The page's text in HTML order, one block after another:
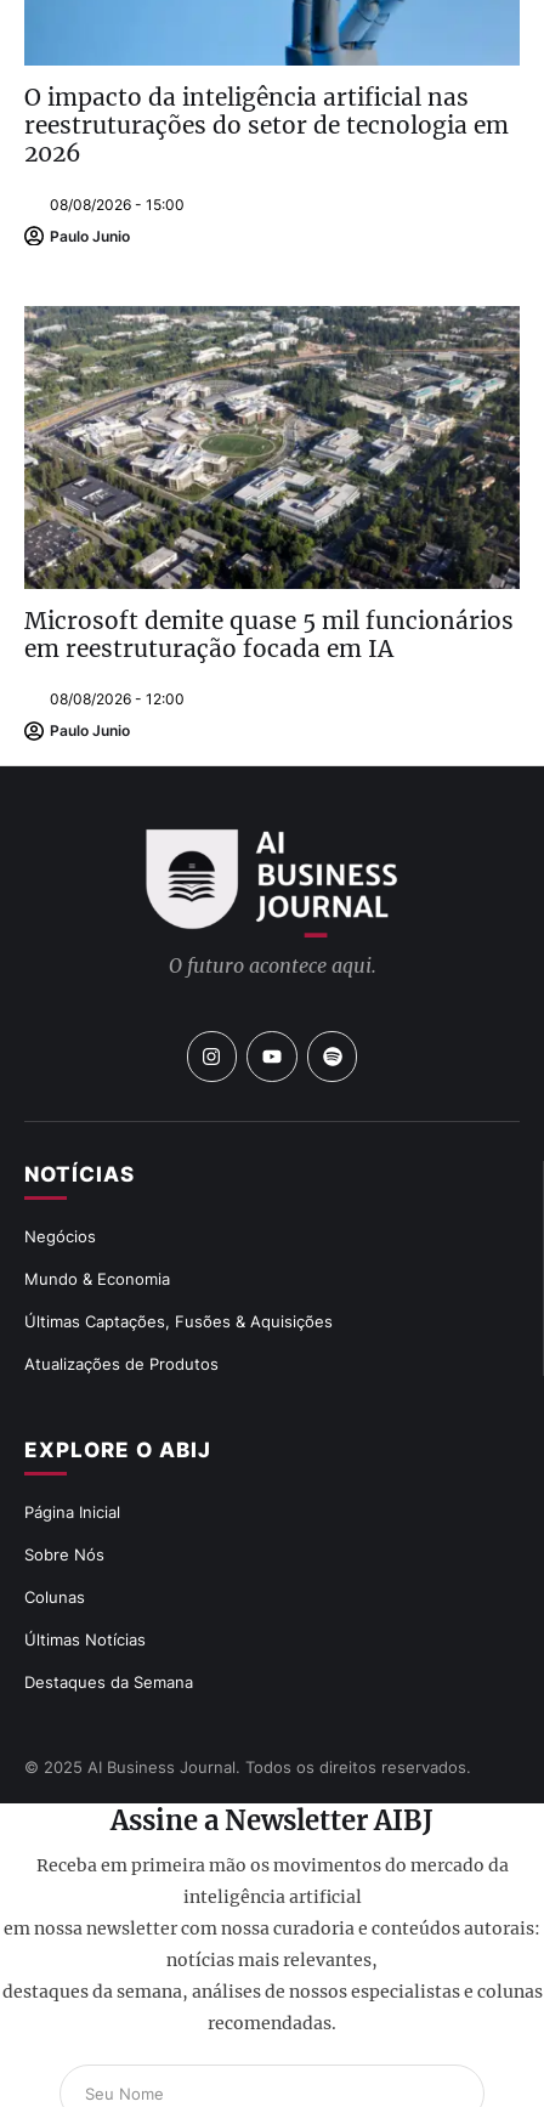
O impacto da inteligência artificial nas
reestruturações do setor de tecnologia em
2026
08/08/2026 - 15:00
Paulo Junio
Microsoft demite quase 5 mil funcionários
em reestruturação focada em IA
08/08/2026 - 12:00
Paulo Junio
EXPLORE O ABIJ
Página Inicial
Sobre Nós
Colunas
Últimas Notícias
Destaques da Semana
NOTÍCIAS
Negócios
Mundo & Economia
Últimas Captações, Fusões & Aquisições
Atualizações de Produtos
O futuro acontece aqui.
© 2025 AI Business Journal. Todos os direitos reservados.
Assine a Newsletter AIBJ
Receba em primeira mão os movimentos do mercado da
inteligência artificial
em nossa newsletter com nossa curadoria e conteúdos autorais:
notícias mais relevantes,
destaques da semana, análises de nossos especialistas e colunas
recomendadas.